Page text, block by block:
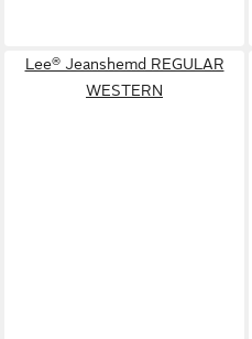
Lee® Jeanshemd REGULAR
WESTERN